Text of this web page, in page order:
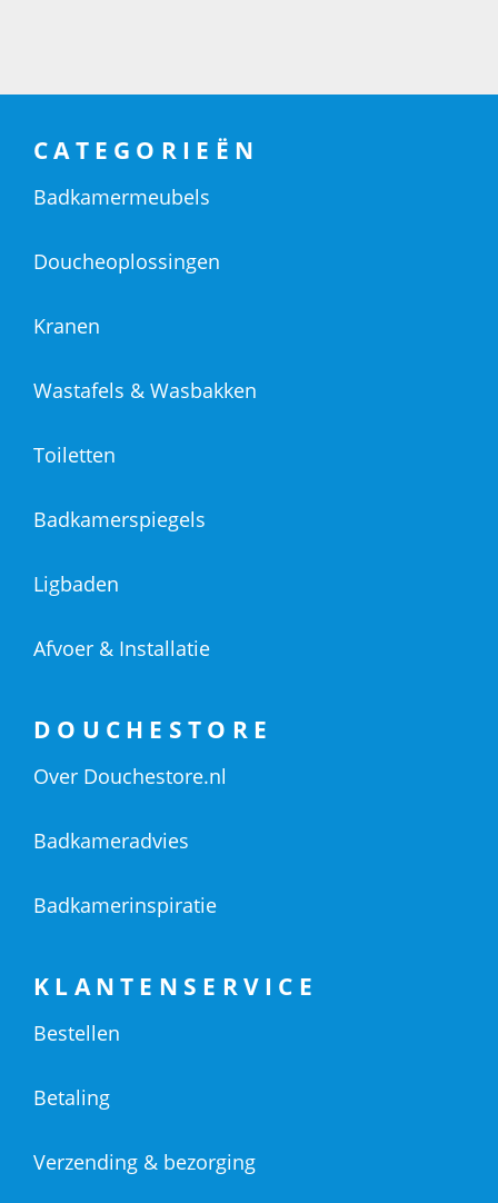
CATEGORIEËN
Badkamermeubels
Doucheoplossingen
Kranen
Wastafels & Wasbakken
Toiletten
Badkamerspiegels
Ligbaden
Afvoer & Installatie
DOUCHESTORE
Over Douchestore.nl
Badkameradvies
Badkamerinspiratie
KLANTENSERVICE
Bestellen
Betaling
Verzending & bezorging